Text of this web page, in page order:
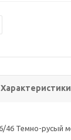
Характеристики
46 Темно-русый